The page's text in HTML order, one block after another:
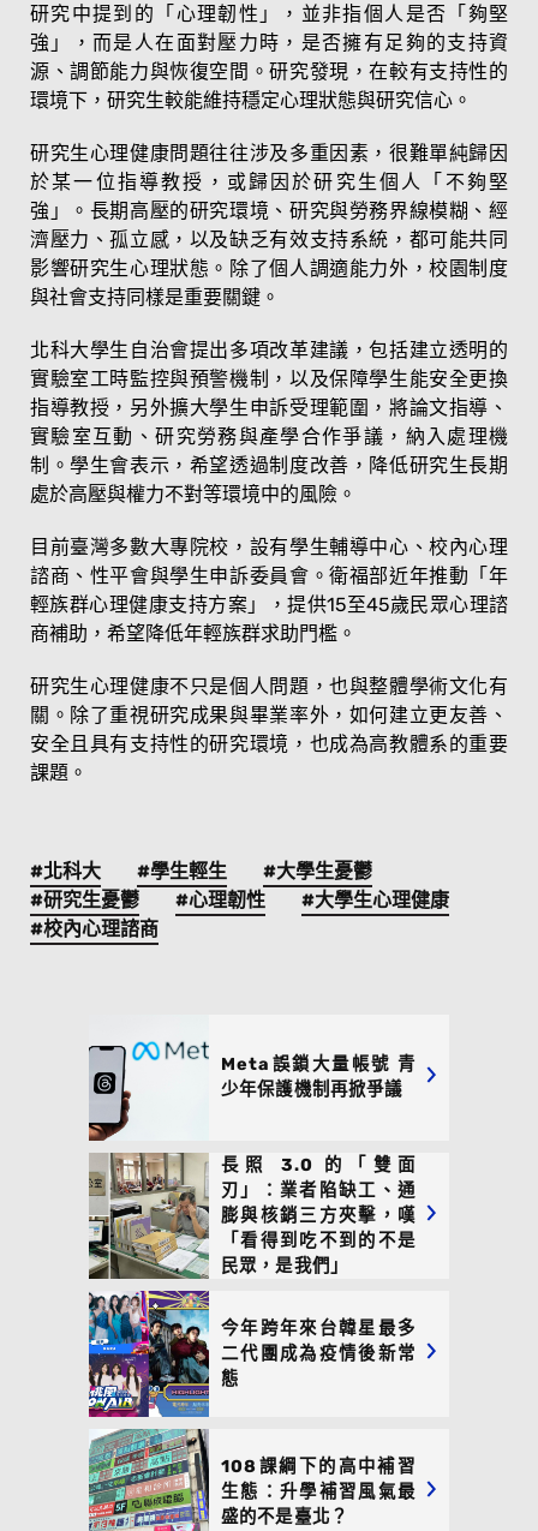
研究中提到的「心理韌性」，並非指個人是否「夠堅
強」，而是人在面對壓力時，是否擁有足夠的支持資
源、調節能力與恢復空間。研究發現，在較有支持性的
環境下，研究生較能維持穩定心理狀態與研究信心。
研究生心理健康問題往往涉及多重因素，很難單純歸因
於某一位指導教授，或歸因於研究生個人「不夠堅
強」。長期高壓的研究環境、研究與勞務界線模糊、經
濟壓力、孤立感，以及缺乏有效支持系統，都可能共同
影響研究生心理狀態。除了個人調適能力外，校園制度
與社會支持同樣是重要關鍵。
北科大學生自治會提出多項改革建議，包括建立透明的
實驗室工時監控與預警機制，以及保障學生能安全更換
指導教授，另外擴大學生申訴受理範圍，將論文指導、
實驗室互動、研究勞務與產學合作爭議，納入處理機
制。學生會表示，希望透過制度改善，降低研究生長期
處於高壓與權力不對等環境中的風險。
目前臺灣多數大專院校，設有學生輔導中心、校內心理
諮商、性平會與學生申訴委員會。衛福部近年推動「年
輕族群心理健康支持方案」，提供15至45歲民眾心理諮
商補助，希望降低年輕族群求助門檻。
研究生心理健康不只是個人問題，也與整體學術文化有
關。除了重視研究成果與畢業率外，如何建立更友善、
安全且具有支持性的研究環境，也成為高教體系的重要
課題。
#北科大 #學生輕生
#大學生憂鬱
#研究生憂鬱
#心理韌性
#大學生心理健康
#校內心理諮商
Meta誤鎖大量帳號 青
少年保護機制再掀爭議
長照 3.0 的「雙面
刃」：業者陷缺工、通
膨與核銷三方夾擊，嘆
「看得到吃不到的不是
民眾，是我們」
今年跨年來台韓星最多
二代團成為疫情後新常
態
108課綱下的高中補習
生態：升學補習風氣最
盛的不是臺北？